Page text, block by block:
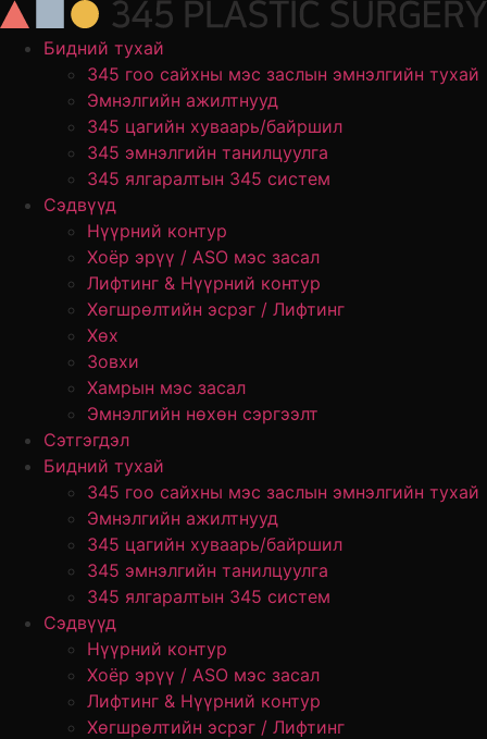
Skip
Бидний тухай
345 гоо сайхны мэс заслын эмнэлгийн тухай
Эмнэлгийн ажилтнууд
345 цагийн хуваарь/байршил
345 эмнэлгийн танилцуулга
345 ялгаралтын 345 систем
Сэдвүүд
Нүүрний контур
Хоёр эрүү / ASO мэс засал
Лифтинг & Нүүрний контур
Хөгшрөлтийн эсрэг / Лифтинг
Хөх
Зовхи
Хамрын мэс засал
Эмнэлгийн нөхөн сэргээлт
Сэтгэгдэл
Бидний тухай
345 гоо сайхны мэс заслын эмнэлгийн тухай
Эмнэлгийн ажилтнууд
345 цагийн хуваарь/байршил
345 эмнэлгийн танилцуулга
345 ялгаралтын 345 систем
Сэдвүүд
Нүүрний контур
Хоёр эрүү / ASO мэс засал
Лифтинг & Нүүрний контур
Хөгшрөлтийн эсрэг / Лифтинг